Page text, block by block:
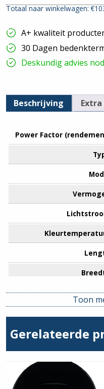
|
4000K
-
120cm
|
Incl.
Noodaccu
Totaal naar winkelwagen: €
A+ kwaliteit
30 Dagen
Deskundig advies
Beschrijving
Power Factor
Toon
Gerelateerde